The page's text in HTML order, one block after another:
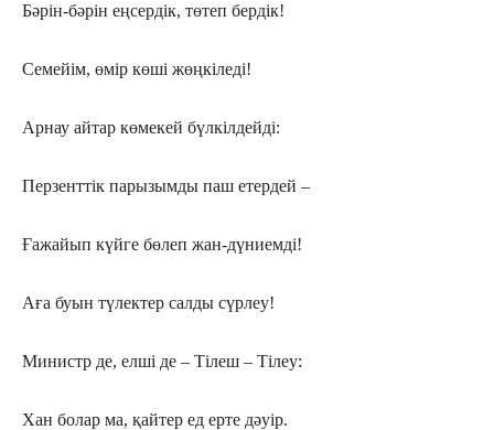
Бәрін-бәрін еңсердік, төтеп бердік!
Семейім, өмір көші жөңкіледі!
Арнау айтар көмекей бүлкілдейді:
Перзенттік парызымды паш етердей –
Ғажайып күйге бөлеп жан-дүниемді!
Аға буын түлектер салды сүрлеу!
Министр де, елші де – Тілеш – Тілеу:
Хан болар ма, қайтер ед ерте дәуір.